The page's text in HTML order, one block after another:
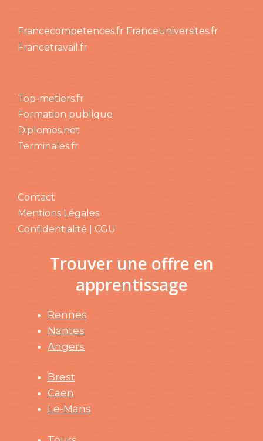
Francecompetences.fr Franceuniversites.fr
Francetravail.fr
Top-metiers.fr
Formation publique
Diplomes.net
Terminales.fr
Contact
Mentions Légales
Confidentialité | CGU
Trouver une offre en
apprentissage
Rennes
Nantes
Angers
Brest
Caen
Le-Mans